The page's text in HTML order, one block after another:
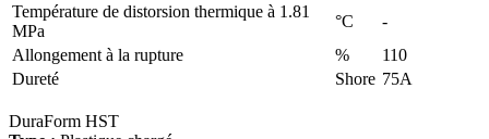
Température de distorsion thermique à 1.81
MPa
°C
-
Allongement à la rupture
%
110
Dureté
Shore 75A
DuraForm HST